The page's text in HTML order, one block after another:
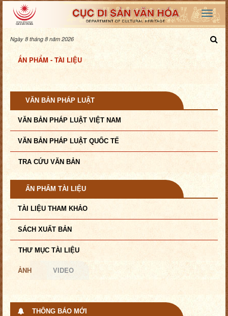
Ngày 8 tháng 8 năm 2026
ẤN PHẨM - TÀI LIỆU
VĂN BẢN PHÁP LUẬT
VĂN BẢN PHÁP LUẬT VIỆT NAM
VĂN BẢN PHÁP LUẬT QUỐC TẾ
TRA CỨU VĂN BẢN
ẤN PHẨM TÀI LIỆU
TÀI LIỆU THAM KHẢO
SÁCH XUẤT BẢN
THƯ MỤC TÀI LIỆU
ẢNH VIDEO
THÔNG BÁO MỚI